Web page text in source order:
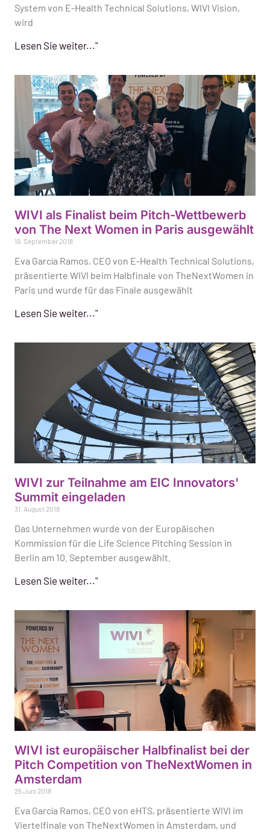
System von E-Health Technical Solutions, WIVI Vision,
wird
Lesen Sie weiter..."
WIVI als Finalist beim Pitch-Wettbewerb
von The Next Women in Paris ausgewählt
19. September 2018
Eva García Ramos, CEO von E-Health Technical Solutions,
präsentierte WIVI beim Halbfinale von TheNextWomen in
Paris und wurde für das Finale ausgewählt
Lesen Sie weiter..."
WIVI zur Teilnahme am EIC Innovators'
Summit eingeladen
31. August 2018
Das Unternehmen wurde von der Europäischen
Kommission für die Life Science Pitching Session in
Berlin am 10. September ausgewählt.
Lesen Sie weiter..."
WIVI ist europäischer Halbfinalist bei der
Pitch Competition von TheNextWomen in
Amsterdam
25 Juni 2018
Eva García Ramos, CEO von eHTS, präsentierte WIVI im
Viertelfinale von TheNextWomen in Amsterdam, und